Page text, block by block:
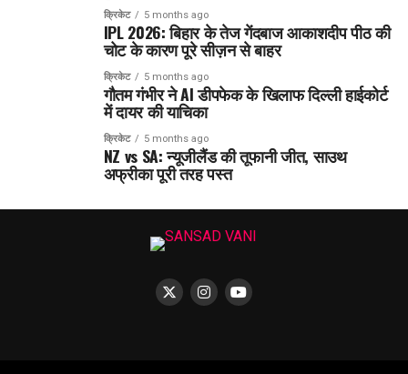
क्रिकेट 5 months ago
IPL 2026: बिहार के तेज गेंदबाज आकाशदीप पीठ की
चोट के कारण पूरे सीज़न से बाहर
क्रिकेट 5 months ago
गौतम गंभीर ने AI डीपफेक के खिलाफ दिल्ली हाईकोर्ट
में दायर की याचिका
क्रिकेट 5 months ago
NZ vs SA: न्यूजीलैंड की तूफानी जीत, साउथ
अफ्रीका पूरी तरह पस्त